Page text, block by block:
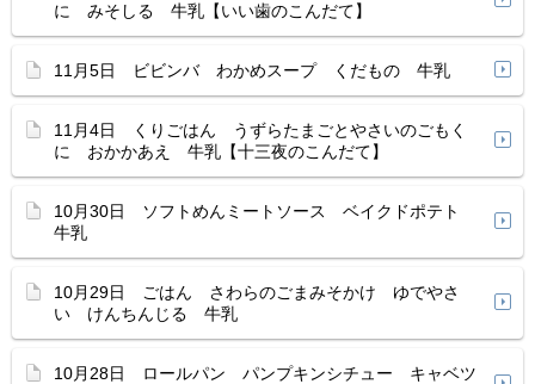
に みそしる 牛乳【いい歯のこんだて】
11月5日 ビビンバ わかめスープ くだもの 牛乳
11月4日 くりごはん うずらたまごとやさいのごもく
に おかかあえ 牛乳【十三夜のこんだて】
10月30日 ソフトめんミートソース ベイクドポテト
牛乳
10月29日 ごはん さわらのごまみそかけ ゆでやさ
い けんちんじる 牛乳
10月28日 ロールパン パンプキンシチュー キャベツ